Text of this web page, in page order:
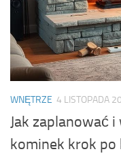
WNĘTRZE 4 LISTOPADA
Jak zaplanować
kominek krok po